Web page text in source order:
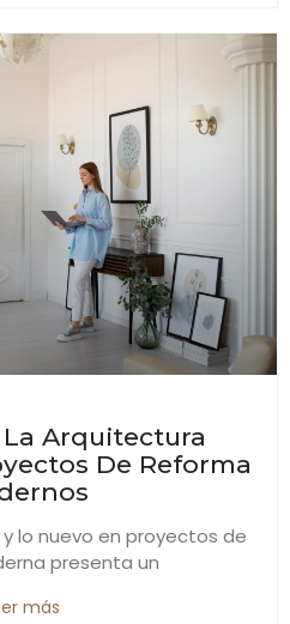
Arquitectura
De Reforma
lo nuevo en proyectos de
presenta un
más